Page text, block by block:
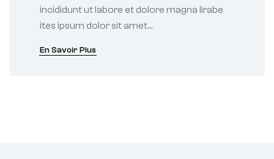
incididunt ut labore et dolore magna lirabe
ites ipsum dolor sit amet…
En Savoir Plus